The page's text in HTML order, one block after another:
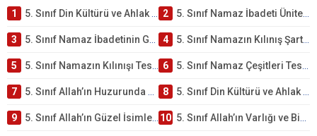
1 5. Sınıf Din Kültürü ve Ahlak Bilgisi 2. Ünite: Namaz İbadeti Çalışmaları 2 5. Sınıf Namaz İbadeti Ünite Testi – Online Çöz
3 5. Sınıf Namaz İbadetinin Getirdiği Faydalar Testi 4 5. Sınıf Namazın Kılınış Şartları Testi
5 5. Sınıf Namazın Kılınışı Testi – Online Çöz 6 5. Sınıf Namaz Çeşitleri Testi – Online Çöz
7 5. Sınıf Allah’ın Huzurunda Olmak – Namaz İbadeti Testi 8 5. Sınıf Din Kültürü ve Ahlak Bilgisi 1. Ünite: Allah İnancı Çalışmaları
9 5. Sınıf Allah’ın Güzel İsimleri Testi – Online Çöz 10 5. Sınıf Allah’ın Varlığı ve Birliği Testi – Online Çöz